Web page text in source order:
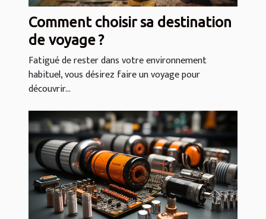
Comment choisir sa destination
de voyage ?
Fatigué de rester dans votre environnement
habituel, vous désirez faire un voyage pour
découvrir...